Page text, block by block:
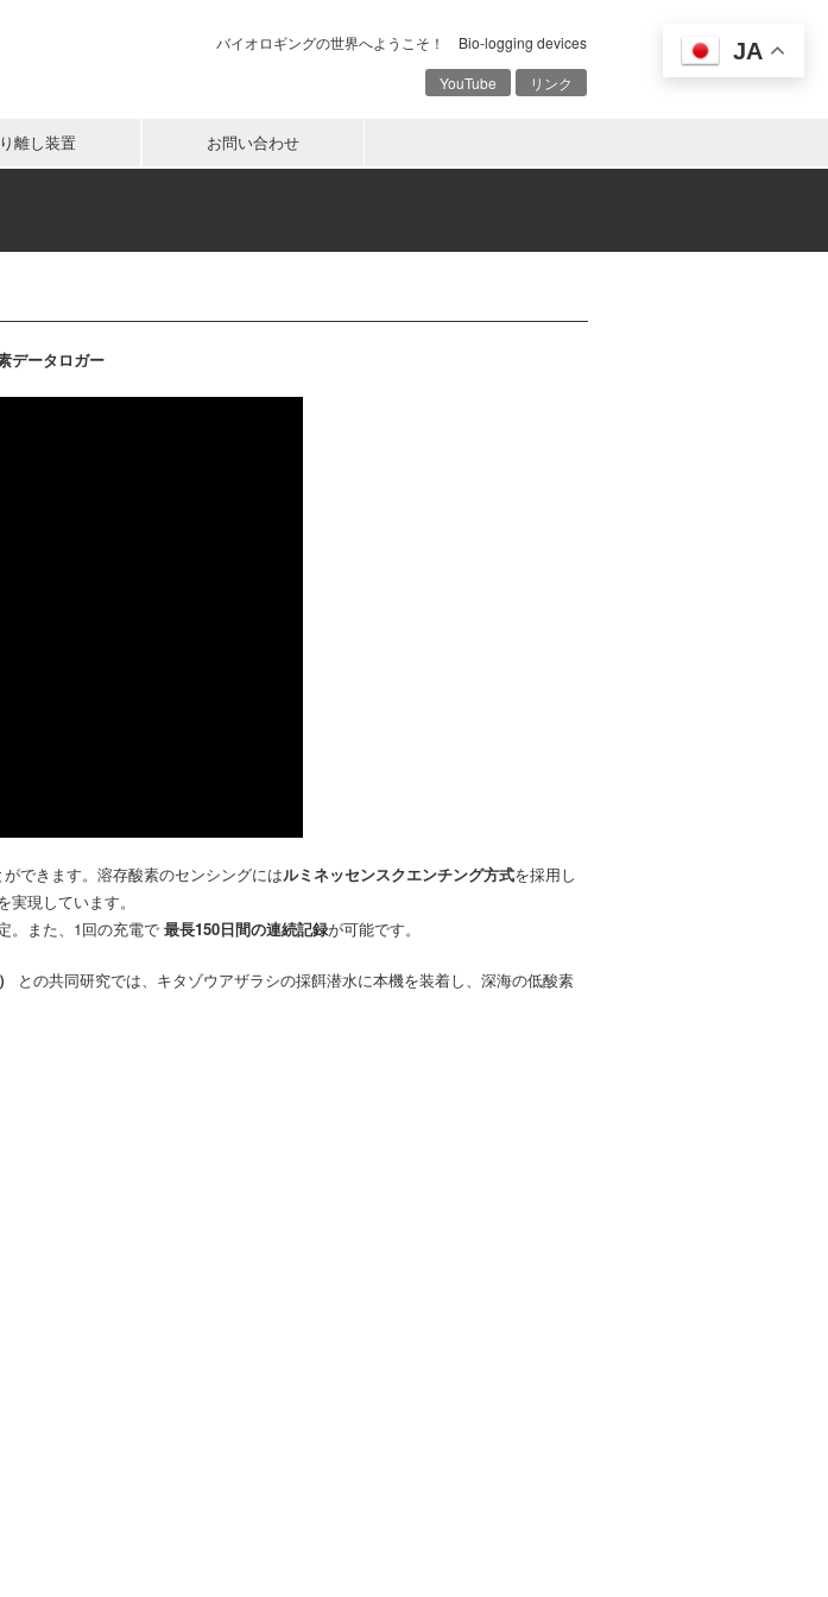
バイオロギングの世界へようこそ！ Bio-logging devices
YouTube
リンク
離し装置 お問い合わせ
データロガー
できます。溶存酸素のセンシングにはルミネッセンスクエンチング方式を採用し
現しています。
。また、1回の充電で 最長150日間の連続記録が可能です。
との共同研究では、キタゾウアザラシの採餌潜水に本機を装着し、深海の低酸素
JA